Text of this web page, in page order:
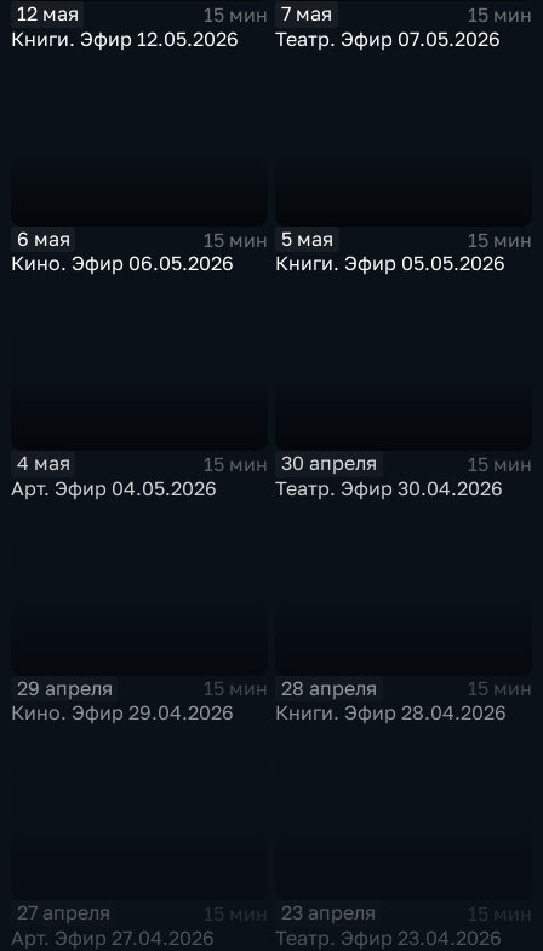
12 мая
15 мин
Книги. Эфир 12.05.2026
7 мая
15 мин
Театр. Эфир 07.05.2026
6 мая
15 мин
Кино. Эфир 06.05.2026
5 мая
15 мин
Книги. Эфир 05.05.2026
4 мая
15 мин
Арт. Эфир 04.05.2026
30 апреля
15 мин
Театр. Эфир 30.04.2026
29 апреля
15 мин
Кино. Эфир 29.04.2026
28 апреля
15 мин
Книги. Эфир 28.04.2026
27 апреля
15 мин
Арт. Эфир 27.04.2026
23 апреля
15 мин
Театр. Эфир 23.04.2026